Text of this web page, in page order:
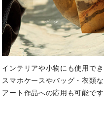
インテリアや小物にも使用で
スマホケースやバッグ・衣類
アート作品への応用も可能です